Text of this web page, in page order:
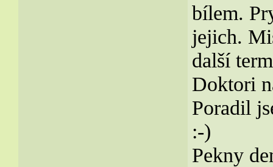
bílem.
jejich.
další
Doktori
Poradil
:-)
Pekny